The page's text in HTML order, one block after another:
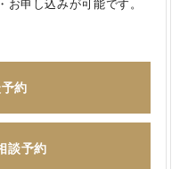
お申し込みが可能です。
約
談予約